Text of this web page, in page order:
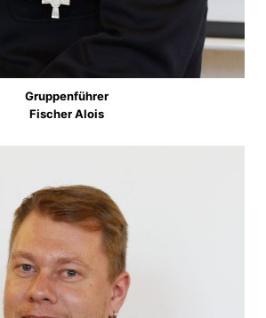
Gruppenführer
Fischer Alois